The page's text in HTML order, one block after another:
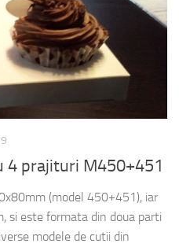
4 prajituri M450+451
(model 450+451), iar
si este formata din doua parti
modele de cutii din